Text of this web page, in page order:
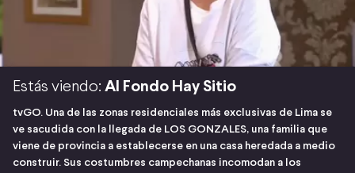
Estás viendo: Al Fondo Hay Sitio
tvGO. Una de las zonas residenciales más exclusivas de Lima se
ve sacudida con la llegada de LOS GONZALES, una familia que
viene de provincia a establecerse en una casa heredada a medio
construir. Sus costumbres campechanas incomodan a los